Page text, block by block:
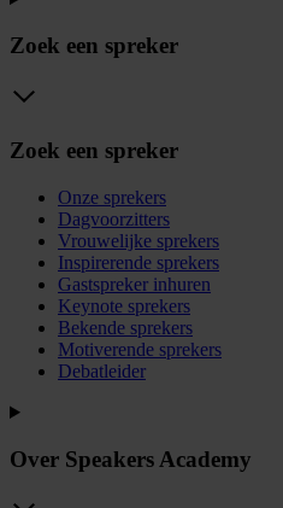
Zoek een spreker
Zoek een spreker
Onze sprekers
Dagvoorzitters
Vrouwelijke sprekers
Inspirerende sprekers
Gastspreker inhuren
Keynote sprekers
Bekende sprekers
Motiverende sprekers
Debatleider
Over Speakers Academy